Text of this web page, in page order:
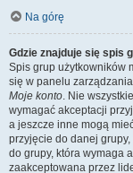
Na górę
Gdzie znajduje się spis
Spis grup użytkowników
się w panelu
Moje konto. Nie
wymagać akceptacji
a jeszcze inne mogą
przyjęcie do danej
do grupy, która wymaga
zaakceptowana przez